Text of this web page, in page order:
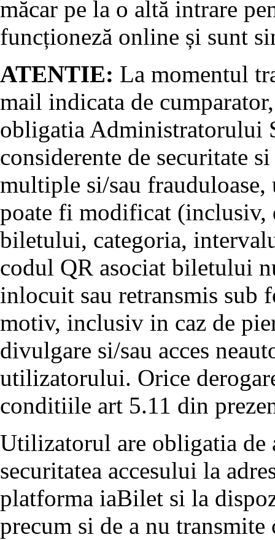
măcar pe la o altă intrare
funcționeză online și sunt
ATENTIE: La momentul
mail indicata de
obligatia Administratorului
considerente de securitate
multiple si/sau
poate fi modificat (inclusiv,
biletului, categoria,
codul QR asociat biletului
inlocuit sau retransmis sub
motiv, inclusiv in caz de
divulgare si/sau acces
utilizatorului. Orice
conditiile art 5.11 din
Utilizatorul are obligatia de
securitatea accesului la
platforma iaBilet si la
precum si de a nu